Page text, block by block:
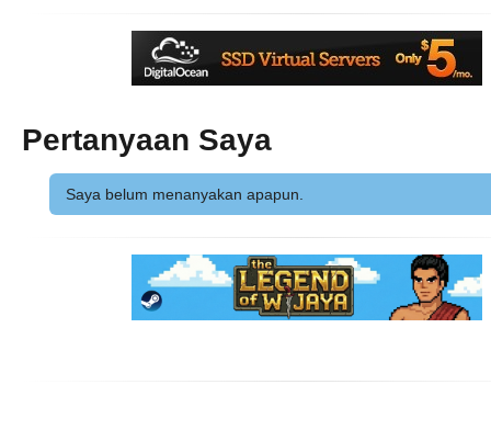
Pertanyaan Saya
Saya belum menanyakan apapun.